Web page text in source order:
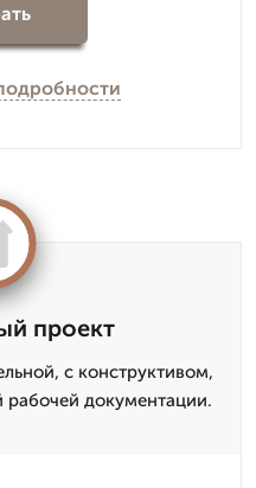
проект
с конструктивом,
рабочей документации.